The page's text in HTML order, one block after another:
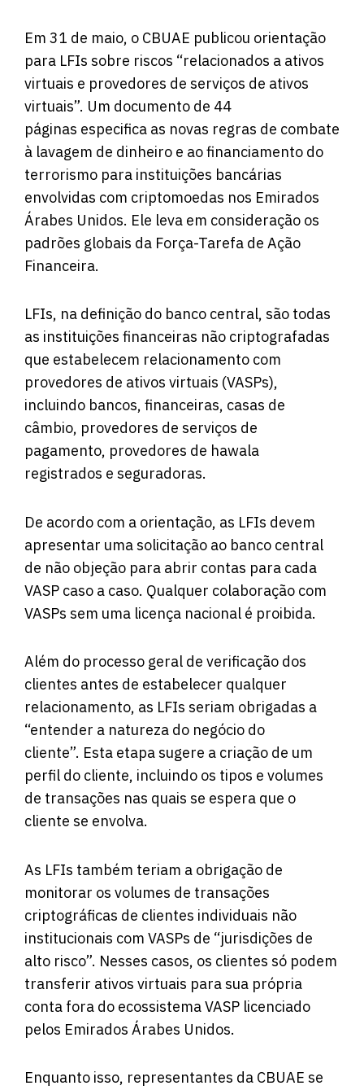
Em 31 de maio, o CBUAE publicou orientação
para LFIs sobre riscos “relacionados a ativos
virtuais e provedores de serviços de ativos
virtuais”. Um documento de 44
páginas especifica as novas regras de combate
à lavagem de dinheiro e ao financiamento do
terrorismo para instituições bancárias
envolvidas com criptomoedas nos Emirados
Árabes Unidos. Ele leva em consideração os
padrões globais da Força-Tarefa de Ação
Financeira.
LFIs, na definição do banco central, são todas
as instituições financeiras não criptografadas
que estabelecem relacionamento com
provedores de ativos virtuais (VASPs),
incluindo bancos, financeiras, casas de
câmbio, provedores de serviços de
pagamento, provedores de hawala
registrados e seguradoras.
De acordo com a orientação, as LFIs devem
apresentar uma solicitação ao banco central
de não objeção para abrir contas para cada
VASP caso a caso. Qualquer colaboração com
VASPs sem uma licença nacional é proibida.
Além do processo geral de verificação dos
clientes antes de estabelecer qualquer
relacionamento, as LFIs seriam obrigadas a
“entender a natureza do negócio do
cliente”. Esta etapa sugere a criação de um
perfil do cliente, incluindo os tipos e volumes
de transações nas quais se espera que o
cliente se envolva.
As LFIs também teriam a obrigação de
monitorar os volumes de transações
criptográficas de clientes individuais não
institucionais com VASPs de “jurisdições de
alto risco”. Nesses casos, os clientes só podem
transferir ativos virtuais para sua própria
conta fora do ecossistema VASP licenciado
pelos Emirados Árabes Unidos.
Enquanto isso, representantes da CBUAE se